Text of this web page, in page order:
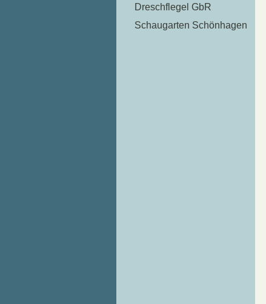
Dreschflegel GbR
Schaugarten Schönhagen